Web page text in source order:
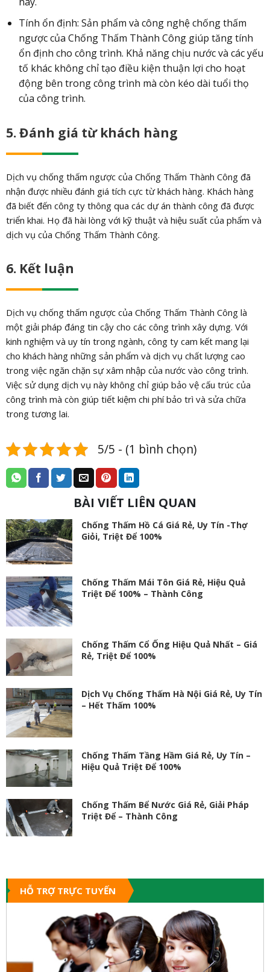
Tính ổn định: Sản phẩm và công nghệ chống thấm
ngược của Chống Thấm Thành Công giúp tăng tính
ổn định cho công trình. Khả năng chịu nước và các yếu
tố khác không chỉ tạo điều kiện thuận lợi cho hoạt
động bên trong công trình mà còn kéo dài tuổi thọ
của công trình.
5. Đánh giá từ khách hàng
Dịch vụ chống thấm ngược của Chống Thấm Thành Công đã
nhận được nhiều đánh giá tích cực từ khách hàng. Khách hàng
đã biết đến công ty thông qua các dự án thành công đã được
triển khai. Họ đã hài lòng với kỹ thuật và hiệu suất của phẩm và
dịch vụ của Chống Thấm Thành Công.
6. Kết luận
Dịch vụ chống thấm ngược của Chống Thấm Thành Công là
một giải pháp đáng tin cậy cho các công trình xây dựng. Với
kinh nghiệm và uy tín trong ngành, công ty cam kết mang lại
cho khách hàng những sản phẩm và dịch vụ chất lượng cao
trong việc ngăn chặn sự xâm nhập của nước vào công trình.
Việc sử dụng dịch vụ này không chỉ giúp bảo vệ cấu trúc của
công trình mà còn giúp tiết kiệm chi phí bảo trì và sửa chữa
trong tương lai.
5/5 - (1 bình chọn)
BÀI VIẾT LIÊN QUAN
Chống Thấm Hồ Cá Giá Rẻ, Uy Tín -Thợ
Giỏi, Triệt Để 100%
Chống Thấm Mái Tôn Giá Rẻ, Hiệu Quả
Triệt Để 100% – Thành Công
Chống Thấm Cổ Ống Hiệu Quả Nhất – Giá
Rẻ, Triệt Để 100%
Dịch Vụ Chống Thấm Hà Nội Giá Rẻ, Uy Tín
– Hết Thấm 100%
Chống Thấm Tầng Hầm Giá Rẻ, Uy Tín –
Hiệu Quả Triệt Để 100%
Chống Thấm Bể Nước Giá Rẻ, Giải Pháp
Triệt Để – Thành Công
HỖ TRỢ TRỰC TUYẾN